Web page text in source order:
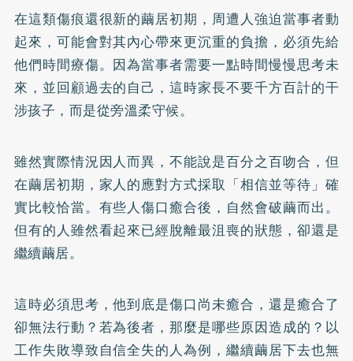
在這類傷痕還很新的繭居初期，周遭人強迫當事者動
起來，可能會對其內心帶來更沉重的負擔，必須先給
他們時間療傷。因為當事者需要一點時間慢慢思考未
來，並回顧過去的自己，這時家長不要千方百計的干
涉孩子，而是從旁溫柔守候。
雖然實際情況因人而異，不能說是百分之百吻合，但
在繭居初期，家人的應對方式採取「相信並等待」確
實比較恰當。有些人傷口癒合後，自然會破繭而出。
但有的人雖然看起來已經脫離最沮喪的狀態，卻還是
繼續繭居。
這時必須思考，他到底是傷口尚未癒合，還是癒合了
卻無法行動？若為後者，那麼是哪些原因造成的？以
工作失敗導致自信全失的人為例，繼續繭居下去也無